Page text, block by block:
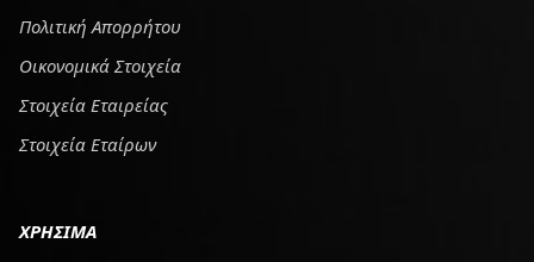
Πολιτική Απορρήτου
Οικονομικά Στοιχεία
Στοιχεία Εταιρείας
Στοιχεία Εταίρων
ΧΡΗΣΙΜΑ